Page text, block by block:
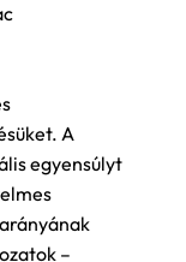
A
egyensúlyt
–